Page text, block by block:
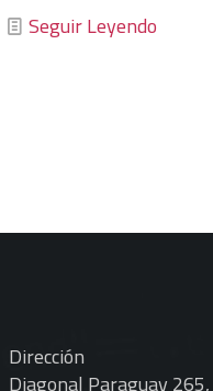
Seguir Leyendo
Dirección
Diagonal Paraguay 265,